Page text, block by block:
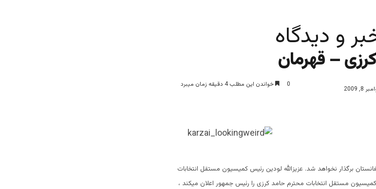
و دیدگاه
کرزی – قهرمان
8, 2009
0 خواندن این مطلب 4 دقیقه زمان میبرد
برگذار نخواهد شد. عزیزالله لودین رئیس کمیسیون مستقل انتخابات
مستقل انتخابات محترم حامد کرزی را رئیس جمهور اعلان میکند ،